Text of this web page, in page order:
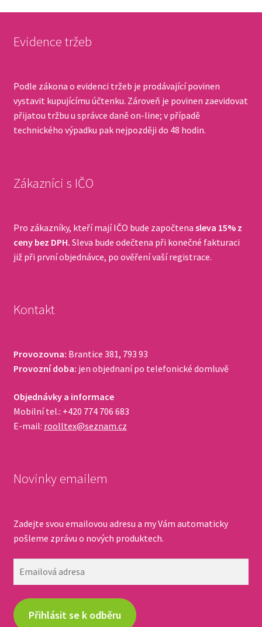
Evidence tržeb
Podle zákona o evidenci tržeb je prodávající povinen
vystavit kupujícímu účtenku. Zároveň je povinen zaevidovat
přijatou tržbu u správce daně on-line; v případě
technického výpadku pak nejpozději do 48 hodin.
Zákazníci s IČO
Pro zákazníky, kteří mají IČO bude započtena sleva 15% z
ceny bez DPH. Sleva bude odečtena při konečné fakturaci
již při první objednávce, po ověření vaší registrace.
Kontakt
Provozovna: Brantice 381, 793 93
Provozní doba: jen objednaní po telefonické domluvě
Objednávky a informace
Mobilní tel.: +420 774 706 683
E-mail: roolltex@seznam.cz
Novinky emailem
Zadejte svou emailovou adresu a my Vám automaticky
pošleme zprávu o nových produktech.
Přihlásit se k odběru